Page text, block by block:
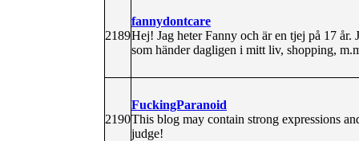
2189
fannydontcare
Hej! Jag heter Fanny och är en tjej på 17
som händer dagligen i mitt liv, shopping,
2190
FuckingParanoid
This blog may contain strong expressions
judge!